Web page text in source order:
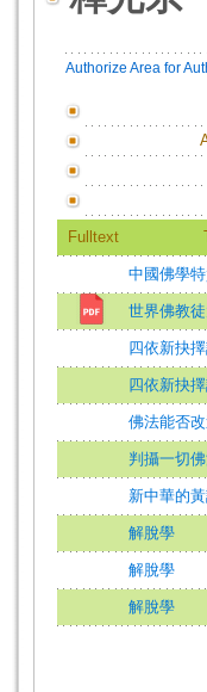
Authorize Area for
Fulltext
中國佛學
世界佛教
四依新抉
四依新抉
佛法能否
判攝一切
新中華的
解脫學
解脫學
解脫學